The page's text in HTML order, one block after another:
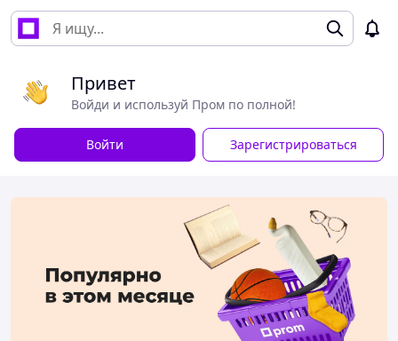
Привет
Войди и используй Пром по полной!
Войти Зарегистрироваться